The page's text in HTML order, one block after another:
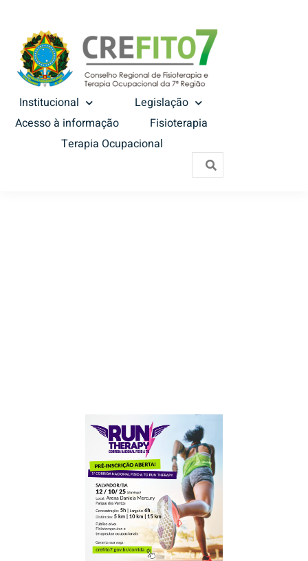
Institucional
Legislação
Acesso à informação
Fisioterapia
Terapia Ocupacional